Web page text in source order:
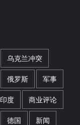
乌克兰冲突
俄罗斯 军事
印度 商业评论
德国 新闻